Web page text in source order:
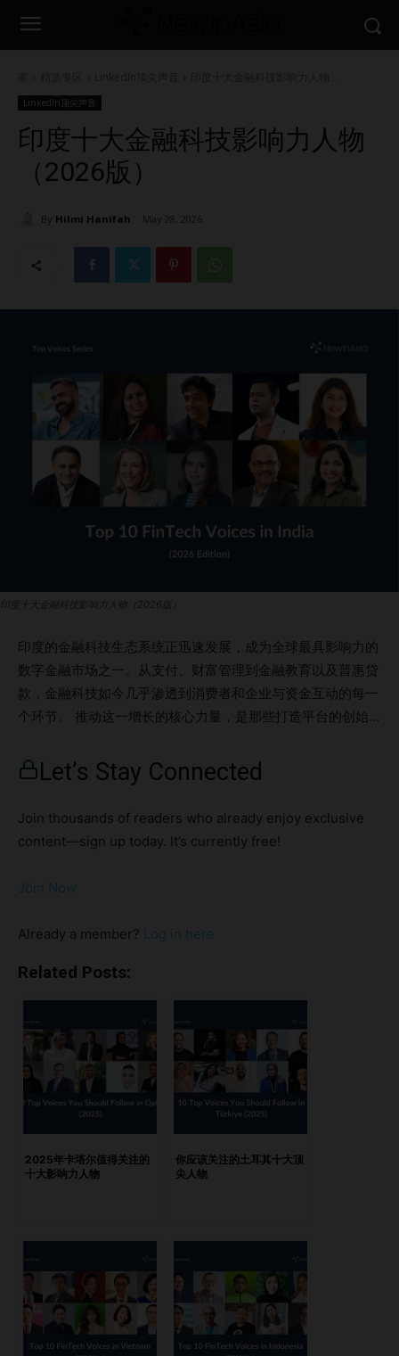
LinkedIn顶尖声音
印度十大金融科技影响力人物
（2026版）
By Hilmi Hanifah May 28, 2026
印度十大金融科技影响力人物（2026版）
印度的金融科技生态系统正迅速发展，成为全球最具影响力的
数字金融市场之一。从支付、财富管理到金融教育以及普惠贷
款，金融科技如今几乎渗透到消费者和企业与资金互动的每一
个环节。 推动这一增长的核心力量，是那些打造平台的创始
人如何储蓄、投资、借贷、交易以及学习金融知识。有些人正
在领导大型金融科技公司，另一些人则致力于推动金融素养、
投资生态系统，或通过技术平台扩大弱势群体的金融服务覆
盖。 本期 NewInAsia 的《印度十大金融科技影响力人物》聚
展、公众影响力、创新能力以及生态系统推动力，他们正在共
GuptaSharan HegdeHarshil MathurSwati (Dhawan)
GuptaSameer NigamSucharita Mukherjee推动印度数字金
a?si=d30a9ac288f24d06 Nikhil Kamath Co-Founder,
Zerodha & True Beacon Nikhil Kamath 通过其在 Zerodha
的工作，成为印度投资与金融科技生态中最具影响力的人物之
一。根据其个人资料介绍，Zerodha 是“印度排名第一的券商
平台与交易社区”。除了 Zerodha 之外，他还联合创立了财富
管理平台 True Beacon 以及投资公司 Gruhas。 通过
Gruhas，Kamath 投资于 DeepTech、Climate Tech、可持
方向。 Kamath 的影响力早已超越传统券商与投资领域。他的
工作越来越多地处于创业、风险投资孵化以及现代财富创造的
交汇点，而这些主题也正在持续塑造印度金融科技的发展格
局。 在许多方面，他代表了“创始人投资者”崛起的新趋势，这
Let’s Stay Connected
Join thousands of readers who already enjoy exclusive
content—sign up today. It’s currently free!
Join Now
Already a member? Log in here
Related Posts:
2025年卡塔尔值得关注的
十大影响力人物
你应该关注的土耳其十大顶
尖人物